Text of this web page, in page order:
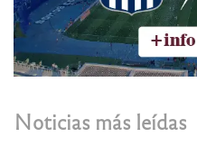
Noticias más leídas